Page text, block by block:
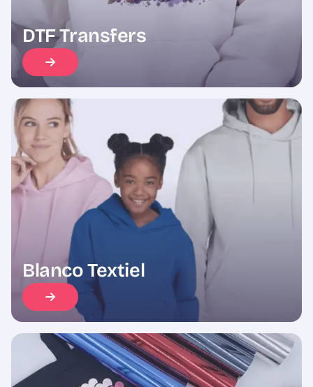
DTF Transfers
Blanco Textiel